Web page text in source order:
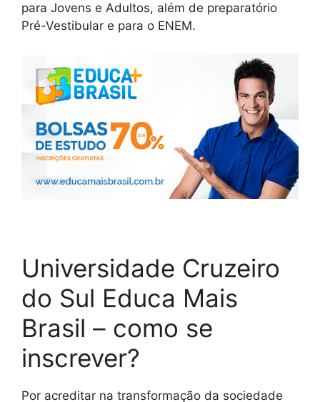
para Jovens e Adultos, além de preparatório
Pré-Vestibular e para o ENEM.
Universidade Cruzeiro
do Sul Educa Mais
Brasil – como se
inscrever?
Por acreditar na transformação da sociedade